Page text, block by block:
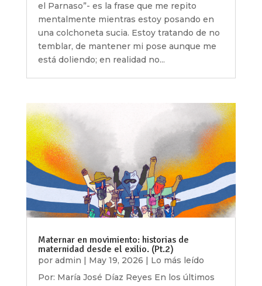
el Parnaso”- es la frase que me repito
mentalmente mientras estoy posando en
una colchoneta sucia. Estoy tratando de no
temblar, de mantener mi pose aunque me
está doliendo; en realidad no...
Maternar en movimiento: historias de
maternidad desde el exilio. (Pt.2)
por admin May 19, 2026
Lo más leído
Por: María José Díaz Reyes En los últimos